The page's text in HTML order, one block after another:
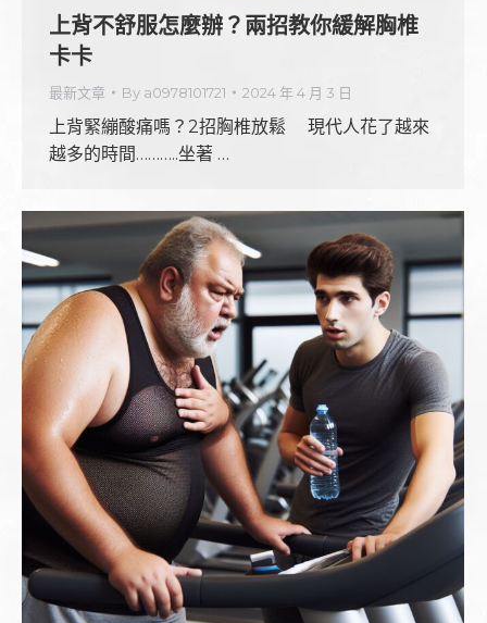
上背不舒服怎麼辦？兩招教你緩解胸椎
卡卡
最新文章 By a0978101721 2024 年 4 月 3 日
上背緊繃酸痛嗎？2招胸椎放鬆 現代人花了越來
越多的時間………..坐著 …